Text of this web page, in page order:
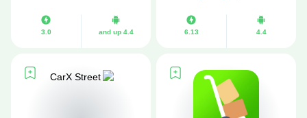
4.4
6.13
4.4 and up
3.0